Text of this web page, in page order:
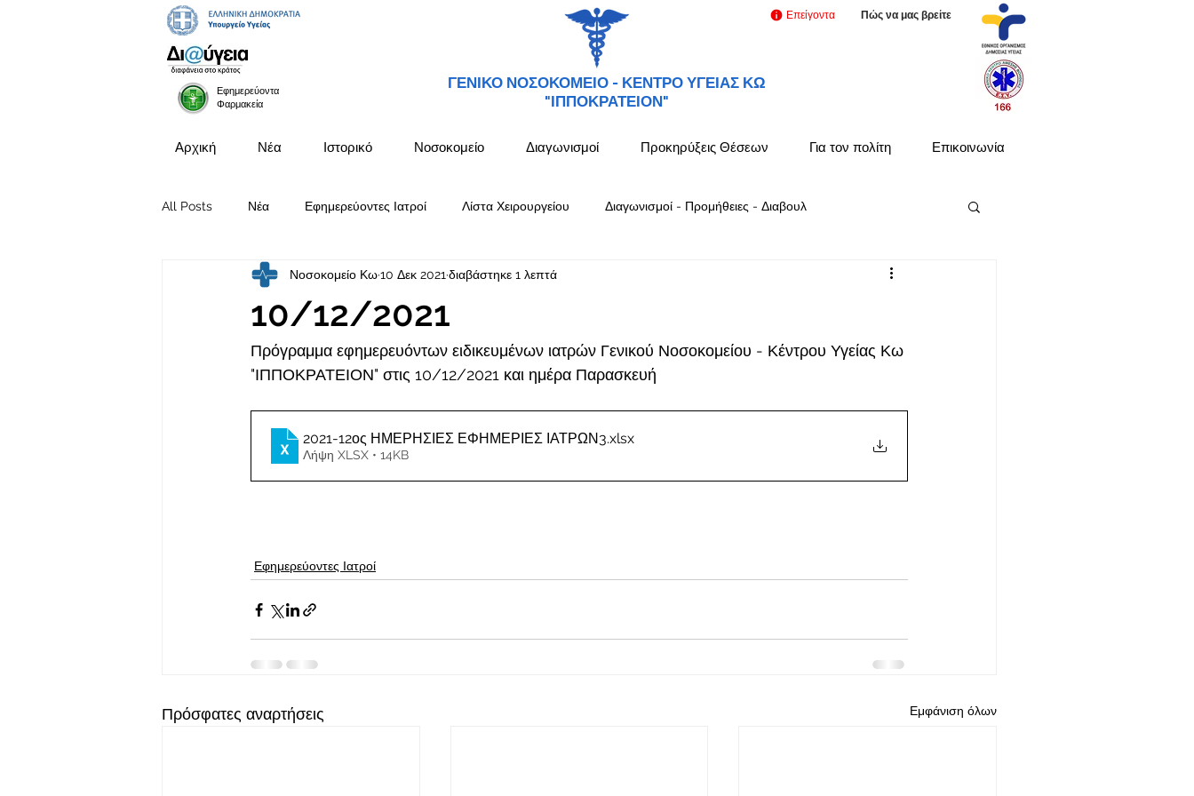
Εφημερεύοντα
Φαρμακεία
ΓΕΝΙΚΟ ΝΟΣΟΚΟΜΕΙΟ - ΚΕΝΤΡΟ ΥΓΕΙΑΣ ΚΩ
"ΙΠΠΟΚΡΑΤΕΙΟΝ"
Επείγοντα Πώς να μας βρείτε
Αρχική Νέα Ιστορικό Νοσοκομείο Διαγωνισμοί Προκηρύξεις Θέσεων Για τον πολίτη Επικοινωνία
All Posts Νέα Εφημερεύοντες Ιατροί Λίστα Χειρουργείου Διαγωνισμοί - Προμήθειες - Διαβουλ
Προκηρύξεις Θέσεων
10/12/2021
Νοσοκομείο Κω10 Δεκ 2021 διαβάστηκε 1 λεπτά
Πρόγραμμα εφημερευόντων ειδικευμένων ιατρών Γενικού Νοσοκομείου - Κέντρου Υγείας Κω
"ΙΠΠΟΚΡΑΤΕΙΟΝ" στις 10/12/2021 και ημέρα Παρασκευή
2021-12ος ΗΜΕΡΗΣΙΕΣ ΕΦΗΜΕΡΙΕΣ ΙΑΤΡΩΝ3.xlsx
Λήψη XLSX • 14KB
Εφημερεύοντες Ιατροί
Πρόσφατες αναρτήσεις Εμφάνιση όλων